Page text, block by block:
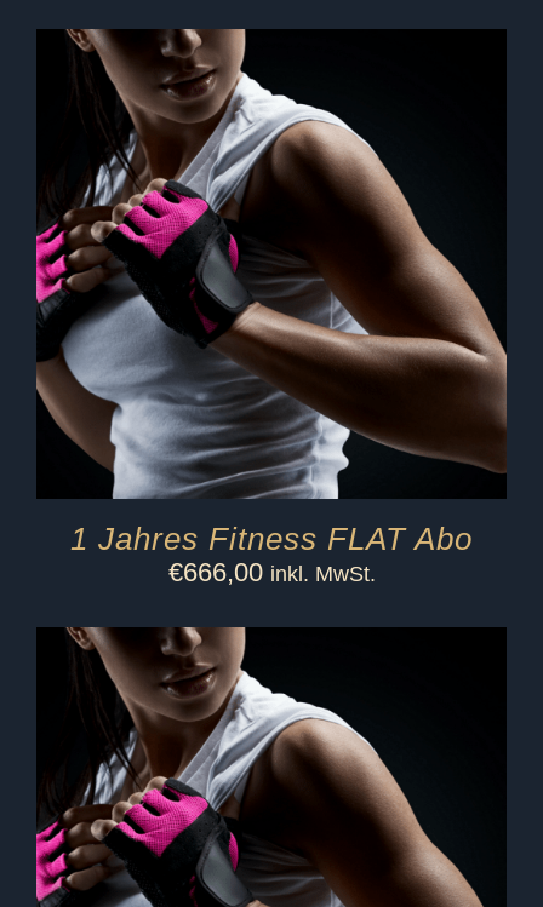
1 Jahres Fitness FLAT Abo
€666,00 inkl. MwSt.